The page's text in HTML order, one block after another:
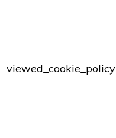
viewed_cookie_policy